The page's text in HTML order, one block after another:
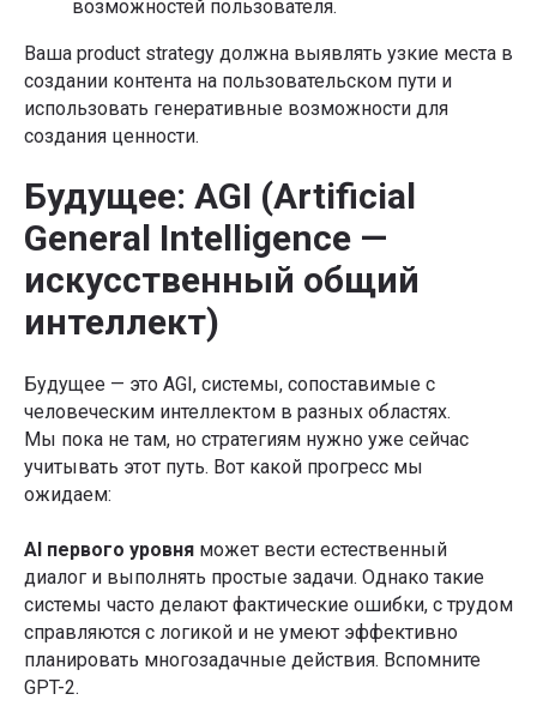
возможностей пользователя.
Ваша product strategy должна выявлять узкие места в
создании контента на пользовательском пути и
использовать генеративные возможности для
создания ценности.
Будущее: AGI (Artificial
General Intelligence —
искусственный общий
интеллект)
Будущее — это AGI, системы, сопоставимые с
человеческим интеллектом в разных областях.
Мы пока не там, но стратегиям нужно уже сейчас
учитывать этот путь. Вот какой прогресс мы
ожидаем:
AI первого уровня может вести естественный
диалог и выполнять простые задачи. Однако такие
системы часто делают фактические ошибки, с трудом
справляются с логикой и не умеют эффективно
планировать многозадачные действия. Вспомните
GPT-2.